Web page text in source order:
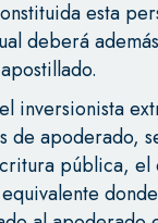
esta
deberá
inversionista
de apoderado,
pública, el